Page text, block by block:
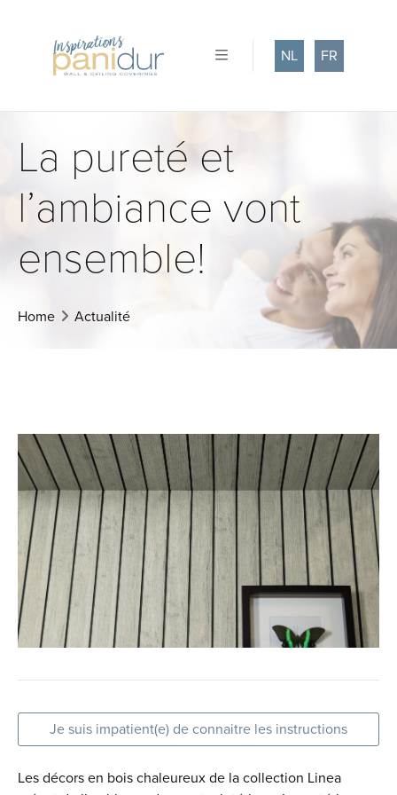
NL FR
La pureté et
l’ambiance vont
ensemble!
Home Actualité
Je suis impatient(e) de connaitre les instructions
Les décors en bois chaleureux de la collection Linea